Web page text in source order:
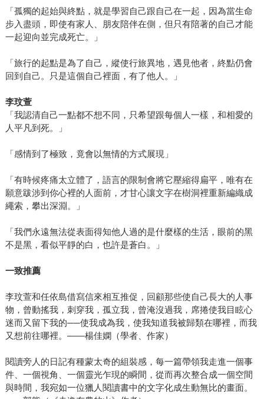
「孤獨的起始與終點，就是學習自己跟自己在一起，因為當生命
步入盡頭，即使有家人、朋友陪伴在側，但只有陪著的自己才能
一起迎向並完成死亡。」
「旅行的起點是為了自己，縱使行旅異地，遇見他者，終點仍會
回到自己。只是這個自己裡面，有了他人。」
李玟萱
「我認清自己一點都不想不同，只希望跟每個人一樣，和相愛的
人平凡到死。」
「感情到了極致，竟會以無情的方式展現」
「有時候疼痛太立體了，語言的限制會將它壓縮得扁平，唯有在
願意跋涉到你心裡的人面前，才甘心讓文字在樹洞裡重新編織成
繩索，攀出深淵。」
「我們永遠無法從表面得知他人過的是什麼樣的生活，眼前的黑
不是黑，看似平靜的白，也許是蒼白。」
一致推薦
李玟萱和任依島借寫信來相互推促，回顧那些使自己長大的人事
物，曾動搖我，刺穿我，孤立我，曾淹沒過我，席捲使我目眩心
迷而又留下我的──使我成為我，使我知道我被歸類在哪裡，而我
又想前往哪裡。——楊佳嫻（學者、作家）
閱讀旁人的日記有種蒙太奇的組裝感，每一篇帶領我走進一個事
件、一個視角、一個靈光乍現的瞬間，從而再次整合成一個空間
與時間，我宛如一位獵人閱讀書中的文字化成生動無比的畫面。